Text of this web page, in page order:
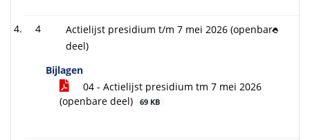
4
Actielijst presidium t/m 7 mei 2026 (openbare
deel)
Bijlagen
04 - Actielijst presidium tm 7 mei 2026
(openbare deel)
69 KB